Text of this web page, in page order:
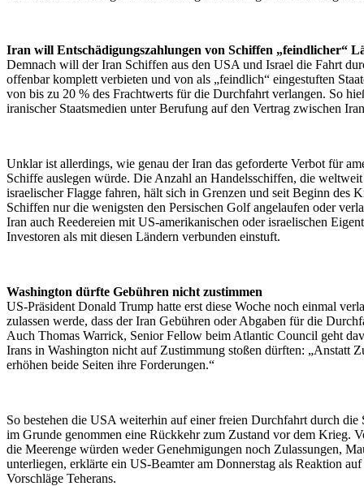
Iran will Entschädigungszahlungen von Schiffen „feindlicher“
Demnach will der Iran Schiffen aus den USA und Israel die Fahrt
offenbar komplett verbieten und von als „feindlich“ eingestuften
von bis zu 20 % des Frachtwerts für die Durchfahrt verlangen. So
iranischer Staatsmedien unter Berufung auf den Vertrag zwischen
Unklar ist allerdings, wie genau der Iran das geforderte Verbot für
Schiffe auslegen würde. Die Anzahl an Handelsschiffen, die
israelischer Flagge fahren, hält sich in Grenzen und seit Beginn des
Schiffen nur die wenigsten den Persischen Golf angelaufen oder
Iran auch Reedereien mit US-amerikanischen oder israelischen
Investoren als mit diesen Ländern verbunden einstuft.
Washington dürfte Gebühren nicht zustimmen
US-Präsident Donald Trump hatte erst diese Woche noch einmal
zulassen werde, dass der Iran Gebühren oder Abgaben für die
Auch Thomas Warrick, Senior Fellow beim Atlantic Council geht
Irans in Washington nicht auf Zustimmung stoßen dürften: „Anstatt
erhöhen beide Seiten ihre Forderungen.“
So bestehen die USA weiterhin auf einer freien Durchfahrt durch
im Grunde genommen eine Rückkehr zum Zustand vor dem Krieg.
die Meerenge würden weder Genehmigungen noch Zulassungen,
unterliegen, erklärte ein US-Beamter am Donnerstag als Reaktion
Vorschläge Teherans.